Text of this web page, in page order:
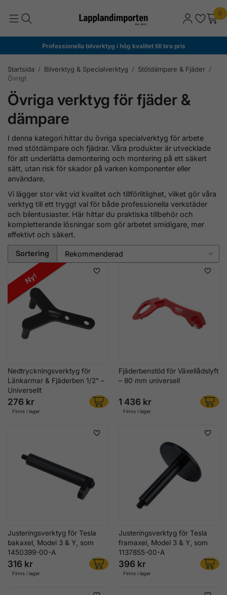
0
Professionella bilverktyg i hög kvalitet till bra pris
Startsida / Bilverktyg & Specialverktyg / Stötdämpare & Fjäder /
Övrigt
Övriga verktyg för fjäder &
dämpare
I denna kategori hittar du övriga specialverktyg för arbete
med stötdämpare och fjädrar. Våra produkter är utvecklade
för att underlätta demontering och montering på ett säkert
sätt, utan risk för skador på varken komponenter eller
användare.
Vi lägger stor vikt vid kvalitet och tillförlitlighet, vilket gör våra
verktyg till ett tryggt val för både professionella verkstäder
och bilentusiaster. Här hittar du praktiska tillbehör och
kompletterande lösningar som gör arbetet smidigare, mer
effektivt och säkert.
Sortering
Ny!
Nedtryckningsverktyg för
Länkarmar & Fjäderben 1/2" –
Universellt
276 kr
Finns i lager
Fjäderbenstöd för Växellådslyft
– 80 mm universell
1 436 kr
Finns i lager
Justeringsverktyg för Tesla
bakaxel, Model 3 & Y, som
1450399-00-A
316 kr
Finns i lager
Justeringsverktyg för Tesla
framaxel, Model 3 & Y, som
1137855-00-A
396 kr
Finns i lager